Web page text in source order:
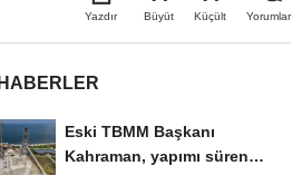
Yazdır Büyüt Küçült Yorumlar
Eski TBMM Başkanı
Kahraman, yapımı süren